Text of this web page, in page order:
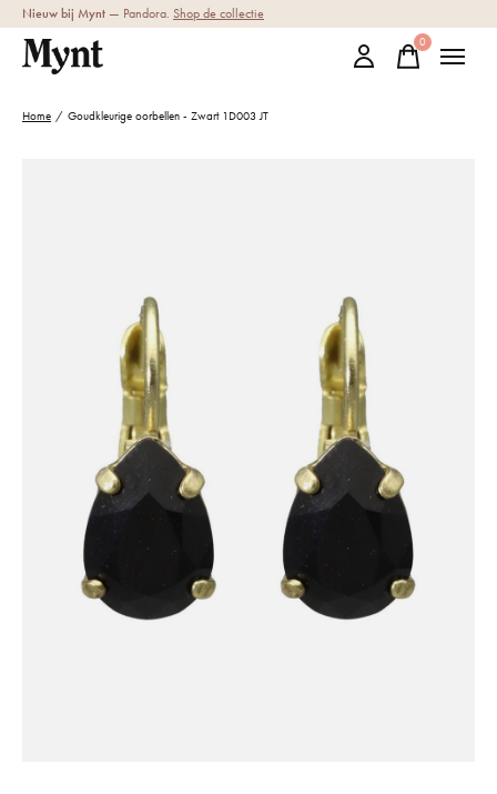
Nieuw bij Mynt — Pandora. Shop de collectie
0items
Home / Goudkleurige oorbellen - Zwart 1D003 JT